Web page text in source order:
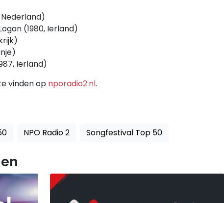
(1980, Ierland)
Ierland)
vinden op nporadio2.nl.
NPO Radio 2 Songfestival Top 50